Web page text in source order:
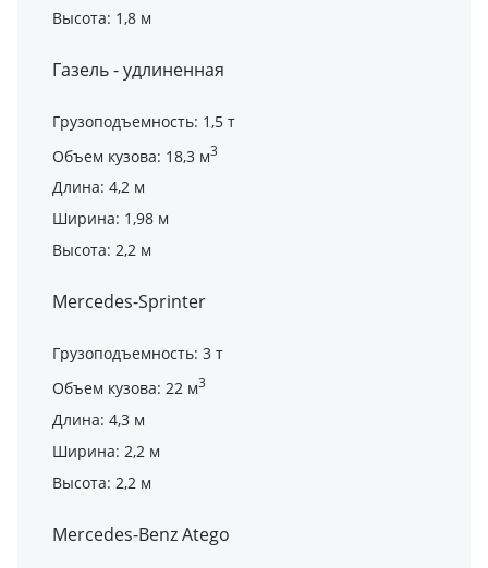
Высота: 1,8 м
Газель - удлиненная
Грузоподъемность: 1,5 т
Объем кузова: 18,3 м3
Длина: 4,2 м
Ширина: 1,98 м
Высота: 2,2 м
Mercedes-Sprinter
Грузоподъемность: 3 т
Объем кузова: 22 м3
Длина: 4,3 м
Ширина: 2,2 м
Высота: 2,2 м
Mercedes-Benz Atego